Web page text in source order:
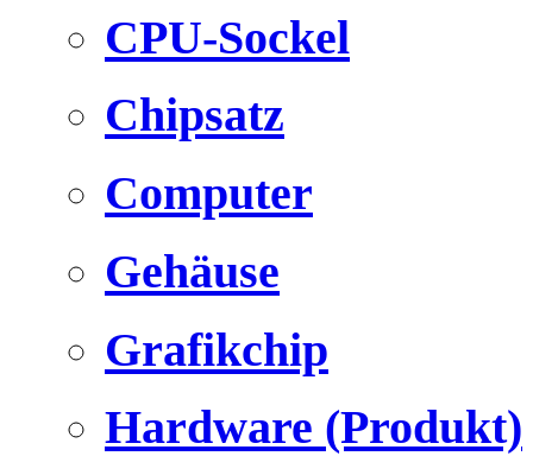
CPU-Sockel
Chipsatz
Computer
Gehäuse
Grafikchip
Hardware (Produkt)